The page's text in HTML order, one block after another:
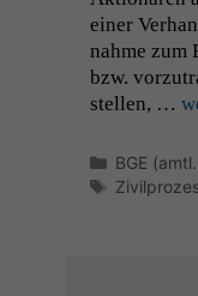
ein­er
nahme zum
bzw.
stellen, …
Kategorien
BGE